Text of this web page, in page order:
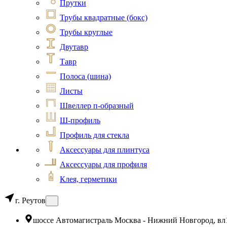
Прутки
Трубы квадратные (бокс)
Трубы круглые
Двутавр
Тавр
Полоса (шина)
Листы
Швеллер п-образный
Ш-профиль
Профиль для стекла
Аксессуары для плинтуса
Аксессуары для профиля
Клея, герметики
г. Реутов
шоссе Автомагистраль Москва - Нижний Новгород,